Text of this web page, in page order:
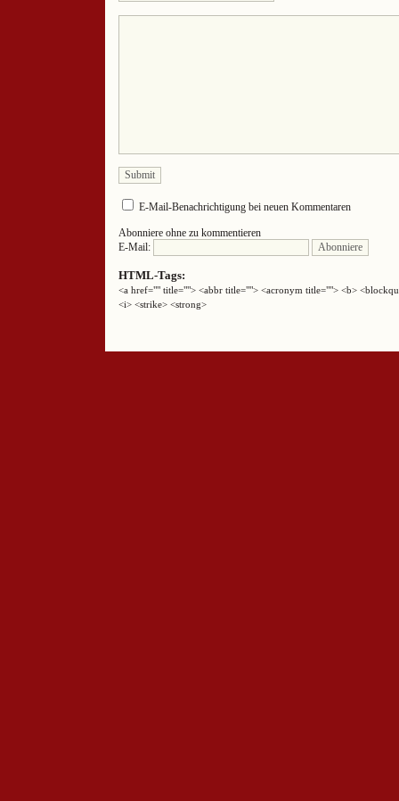
E-Mail-Benachrichtigung bei neuen Kommentaren
Abonniere ohne zu kommentieren
E-Mail:
HTML-Tags:
<a href="" title=""> <abbr title=""> <acronym title=""> <b>
<i> <strike> <strong>